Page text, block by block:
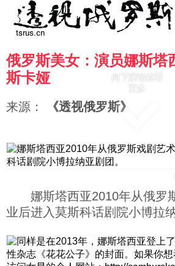
首页
国际
时政
空军
海军
陆军
评论
经济
财经
商业
工业
文艺
教育
美食
图片新闻
高清图片
漫画
俄罗斯美女：演员娜斯塔
斯卡娅
来源： 《透视俄罗斯》
向下滚动查看
更多
娜斯塔西亚2010年从俄罗
业后进入莫斯科话剧院小博拉